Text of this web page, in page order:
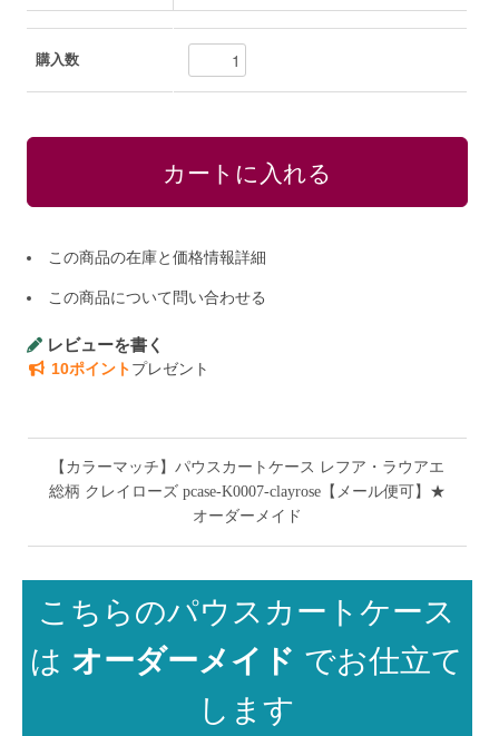
購入数
この商品の在庫と価格情報詳細
この商品について問い合わせる
レビューを書く
10ポイントプレゼント
【カラーマッチ】パウスカートケース レフア・ラウアエ
総柄 クレイローズ pcase-K0007-clayrose【メール便可】★
オーダーメイド
こちらのパウスカートケース
は オーダーメイド でお仕立て
します